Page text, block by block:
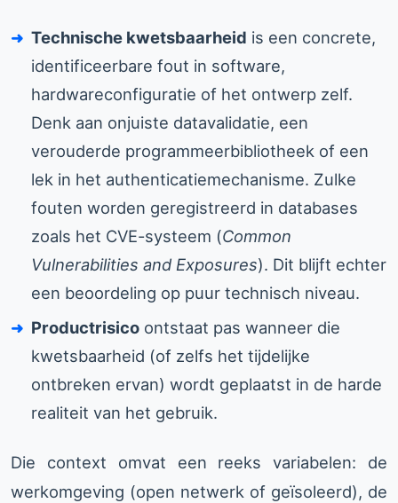
Technische kwetsbaarheid is een concrete,
identificeerbare fout in software,
hardwareconfiguratie of het ontwerp zelf.
Denk aan onjuiste datavalidatie, een
verouderde programmeerbibliotheek of een
lek in het authenticatiemechanisme. Zulke
fouten worden geregistreerd in databases
zoals het CVE-systeem (Common
Vulnerabilities and Exposures). Dit blijft echter
een beoordeling op puur technisch niveau.
Productrisico ontstaat pas wanneer die
kwetsbaarheid (of zelfs het tijdelijke
ontbreken ervan) wordt geplaatst in de harde
realiteit van het gebruik.
Die context omvat een reeks variabelen: de
werkomgeving (open netwerk of geïsoleerd), de